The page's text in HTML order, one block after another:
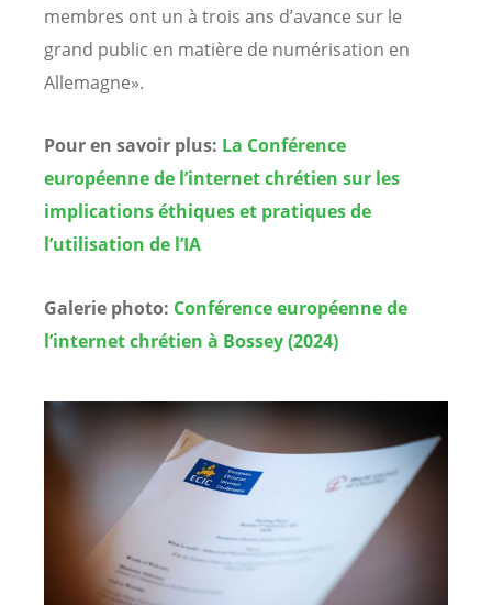
membres ont un à trois ans d’avance sur le
grand public en matière de numérisation en
Allemagne».
Pour en savoir plus: La Conférence
européenne de l’internet chrétien sur les
implications éthiques et pratiques de
l’utilisation de l’IA
Galerie photo: Conférence européenne de
l’internet chrétien à Bossey (2024)